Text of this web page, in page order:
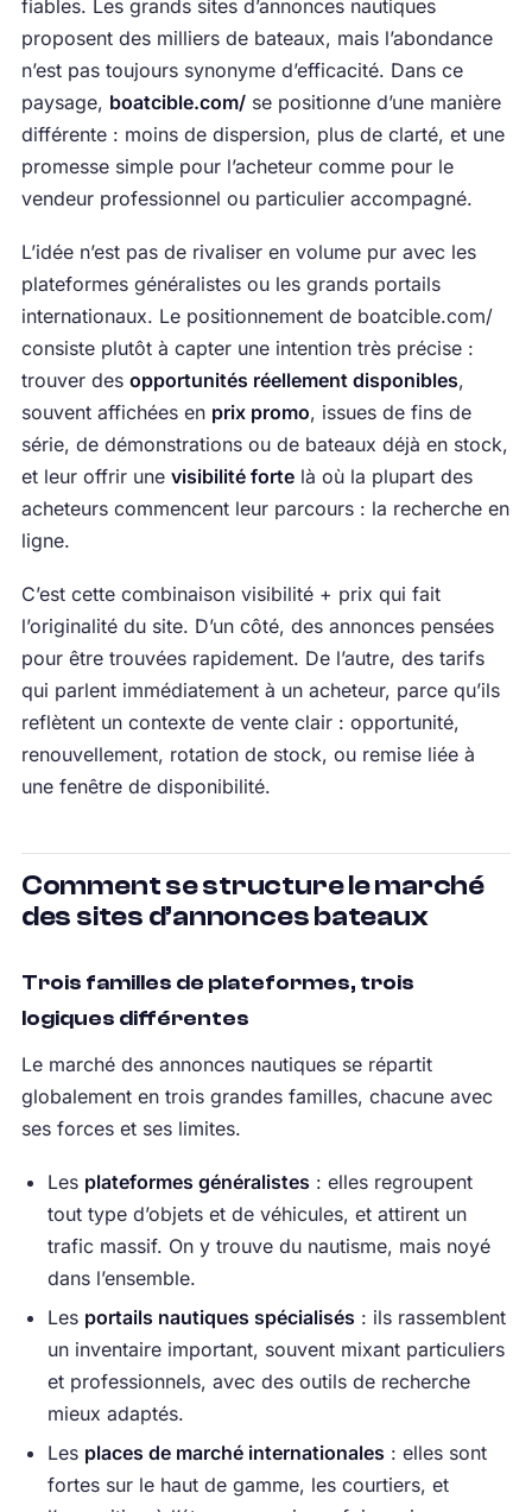
fiables. Les grands sites d’annonces nautiques
proposent des milliers de bateaux, mais l’abondance
n’est pas toujours synonyme d’efficacité. Dans ce
paysage, boatcible.com/se positionne d’une manière
différente : moins de dispersion, plus de clarté, et une
promesse simple pour l’acheteur comme pour le
vendeur professionnel ou particulier accompagné.
L’idée n’est pas de rivaliser en volume pur avec les
plateformes généralistes ou les grands portails
internationaux. Le positionnement de boatcible.com/
consiste plutôt à capter une intention très précise :
trouver des opportunités réellement disponibles,
souvent affichées en prix promo, issues de fins de
série, de démonstrations ou de bateaux déjà en stock,
et leur offrir une visibilité fortelà où la plupart des
acheteurs commencent leur parcours : la recherche en
ligne.
C’est cette combinaison visibilité + prix qui fait
l’originalité du site. D’un côté, des annonces pensées
pour être trouvées rapidement. De l’autre, des tarifs
qui parlent immédiatement à un acheteur, parce qu’ils
reflètent un contexte de vente clair : opportunité,
renouvellement, rotation de stock, ou remise liée à
une fenêtre de disponibilité.
Comment se structure le marché
des sites d’annonces bateaux
Trois familles de plateformes, trois
logiques différentes
Le marché des annonces nautiques se répartit
globalement en trois grandes familles, chacune avec
ses forces et ses limites.
Les plateformes généralistes : elles regroupent
tout type d’objets et de véhicules, et attirent un
trafic massif. On y trouve du nautisme, mais noyé
dans l’ensemble.
Les portails nautiques spécialisés : ils rassemblent
un inventaire important, souvent mixant particuliers
et professionnels, avec des outils de recherche
mieux adaptés.
Les places de marché internationales : elles sont
fortes sur le haut de gamme, les courtiers, et